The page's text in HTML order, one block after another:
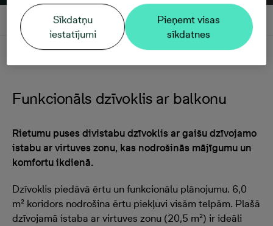
Apraksts
Funkcionāls dzīvoklis ar balkonu
Rietumu puses divistabu dzīvoklis ar gaišu dzīvojamo
istabu ar virtuves zonu, kas nodrošinās mājīgumu un
komfortu ikdienā.
Dzīvoklis piedāvā ērtu un funkcionālu plānojumu. 6,0
m² koridors nodrošina ērtu piekļuvi visām telpām. Plašā
dzīvojamā istaba ar virtuves zonu (20,5 m²) ir ideāli
Sīkdatņu
iestatījumi
Pieņemt visas
sīkdatnes